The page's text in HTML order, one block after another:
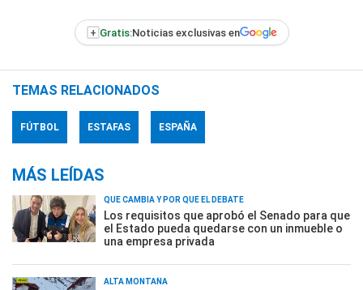
+ Gratis:Noticias exclusivas en
TEMAS RELACIONADOS
FÚTBOL ESTAFAS ESPAÑA
MÁS LEÍDAS
QUÉ CAMBIA Y POR QUÉ EL DEBATE
Los requisitos que aprobó el Senado para que
el Estado pueda quedarse con un inmueble o
una empresa privada
ALTA MONTAÑA